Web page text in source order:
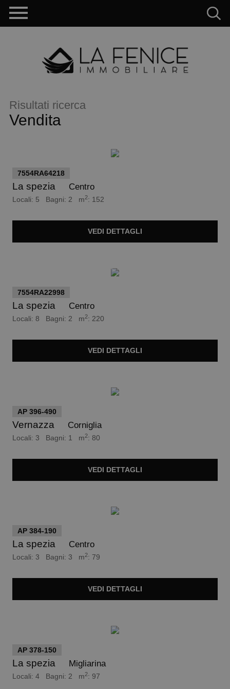
Risultati ricerca
Vendita
7554RA64218
La spezia Centro
Locali: 5 Bagni: 2 m2: 152
VEDI DETTAGLI
Trattativa Riservata
7554RA22998
La spezia Centro
Locali: 8 Bagni: 2 m2: 220
VEDI DETTAGLI
AP 396-490
Vernazza Corniglia
Locali: 3 Bagni: 1 m2: 80
VEDI DETTAGLI
AP 384-190
La spezia Centro
Locali: 3 Bagni: 3 m2: 79
VEDI DETTAGLI
AP 378-150
La spezia Migliarina
Locali: 4 Bagni: 2 m2: 97